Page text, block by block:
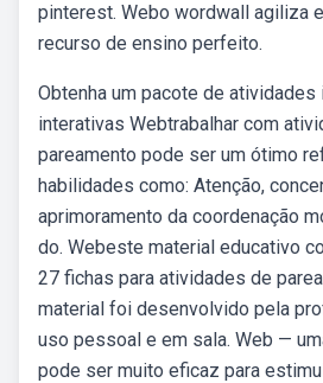
pinterest. Webo wordwall agiliza
recurso de ensino perfeito.
Obtenha um pacote de
interativas Webtrabalhar com
pareamento pode ser um ótimo
habilidades como: Atenção,
aprimoramento da coordenação
do. Webeste material educativo
27 fichas para atividades de
material foi desenvolvido pela
uso pessoal e em sala. Web —
pode ser muito eficaz para